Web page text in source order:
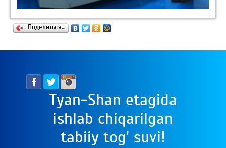
Поделиться…
Tyan-Shan etagida
ishlab chiqarilgan
tabiiy tog' suvi!